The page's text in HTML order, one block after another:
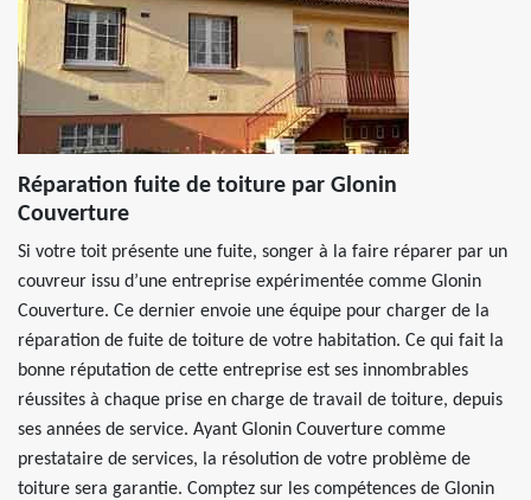
Réparation fuite de toiture par Glonin
Couverture
Si votre toit présente une fuite, songer à la faire réparer par un
couvreur issu d’une entreprise expérimentée comme Glonin
Couverture. Ce dernier envoie une équipe pour charger de la
réparation de fuite de toiture de votre habitation. Ce qui fait la
bonne réputation de cette entreprise est ses innombrables
réussites à chaque prise en charge de travail de toiture, depuis
ses années de service. Ayant Glonin Couverture comme
prestataire de services, la résolution de votre problème de
toiture sera garantie. Comptez sur les compétences de Glonin